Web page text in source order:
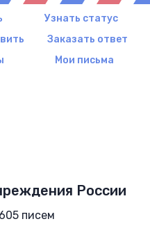
Узнать статус
Заказать ответ
Мои письма
России
писем